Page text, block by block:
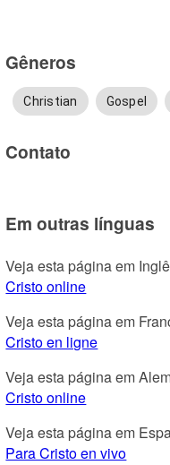
Gêneros
Christian Gospel
Contato
Em outras línguas
Veja esta página em
Cristo online
Veja esta página em
Cristo en ligne
Veja esta página em
Cristo online
Veja esta página em
Para Cristo en vivo